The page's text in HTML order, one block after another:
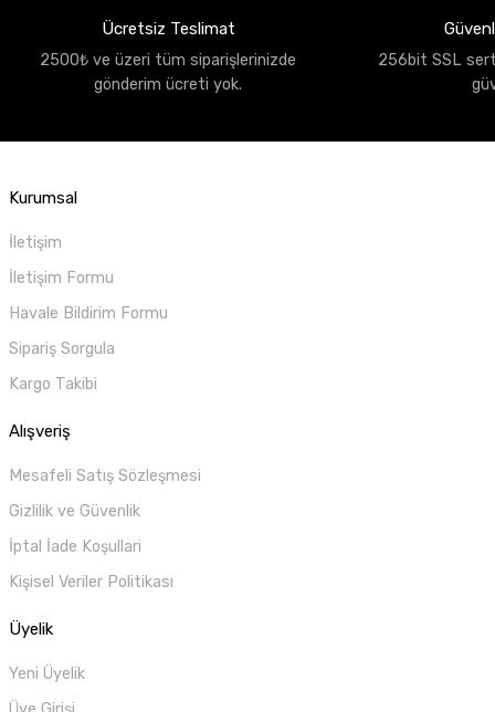
Ücretsiz Teslimat
2500₺ ve üzeri tüm siparişlerinizde
gönderim ücreti yok.
256bit SSL
Kurumsal
İletişim
İletişim Formu
Havale Bildirim Formu
Sipariş Sorgula
Kargo Takibi
Alışveriş
Mesafeli Satış Sözleşmesi
Gizlilik ve Güvenlik
İptal İade Koşullari
Kişisel Veriler Politikası
Üyelik
Yeni Üyelik